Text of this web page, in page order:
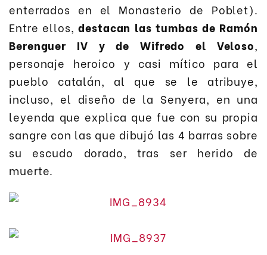
enterrados en el Monasterio de Poblet).
Entre ellos,destacan las tumbas de Ramón
Berenguer IV y de Wifredo el Veloso,
personaje heroico y casi mítico para el
pueblo catalán, al que se le atribuye,
incluso, el diseño de la Senyera, en una
leyenda que explica que fue con su propia
sangre con las que dibujó las 4 barras sobre
su escudo dorado, tras ser herido de
muerte.